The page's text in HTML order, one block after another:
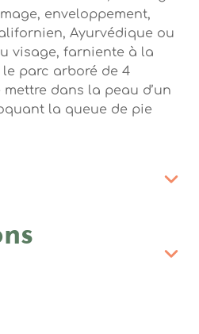
enveloppement,
Ayurvédique ou
visage, farniente à la
parc arboré de 4
dans la peau d’un
la queue de pie